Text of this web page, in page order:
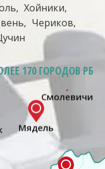
Хойники
Чериков
170 ГОРОДОВ РБ